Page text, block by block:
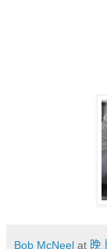
Bob McNeel at 晚